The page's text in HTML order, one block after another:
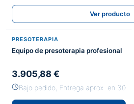
Ver producto
PRESOTERAPIA
Equipo de presoterapia profesional
3.905,88 €
Bajo pedido, Entrega aprox. en 30